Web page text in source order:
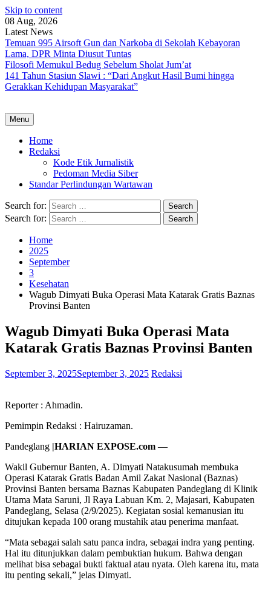
Skip to content
08 Aug, 2026
Latest News
Temuan 995 Airsoft Gun dan Narkoba di Sekolah Kebayoran
Lama, DPR Minta Diusut Tuntas
Filosofi Memukul Bedug Sebelum Sholat Jum’at
141 Tahun Stasiun Slawi : “Dari Angkut Hasil Bumi hingga
Gerakkan Kehidupan Masyarakat”
Menu
Home
Redaksi
Kode Etik Jurnalistik
Pedoman Media Siber
Standar Perlindungan Wartawan
Search for:
Search for:
Home
2025
September
3
Kesehatan
Wagub Dimyati Buka Operasi Mata Katarak Gratis Baznas
Provinsi Banten
Wagub Dimyati Buka Operasi Mata
Katarak Gratis Baznas Provinsi Banten
September 3, 2025September 3, 2025 Redaksi
Reporter : Ahmadin.
Pemimpin Redaksi : Hairuzaman.
Pandeglang |HARIAN EXPOSE.com —
Wakil Gubernur Banten, A. Dimyati Natakusumah membuka
Operasi Katarak Gratis Badan Amil Zakat Nasional (Baznas)
Provinsi Banten bersama Baznas Kabupaten Pandeglang di Klinik
Utama Mata Saruni, Jl Raya Labuan Km. 2, Majasari, Kabupaten
Pandeglang, Selasa (2/9/2025). Kegiatan sosial kemanusian itu
ditujukan kepada 100 orang mustahik atau penerima manfaat.
“Mata sebagai salah satu panca indra, sebagai indra yang penting.
Hal itu ditunjukkan dalam pembuktian hukum. Bahwa dengan
melihat bisa sebagai bukti faktual atau nyata. Oleh karena itu, mata
itu penting sekali,” jelas Dimyati.